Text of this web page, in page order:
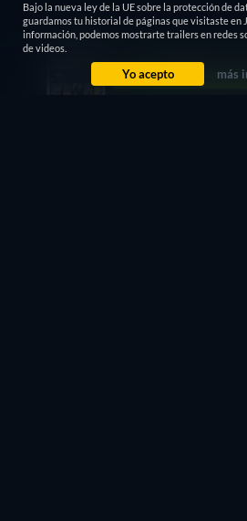
Bajo la nueva ley de la UE sobre la protección de
guardamos tu historial de páginas que visitaste en
información, podemos mostrarte trailers en redes
de videos.
Yo acepto más